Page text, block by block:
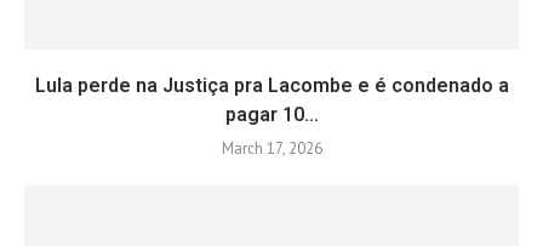
Lula perde na Justiça pra Lacombe e é condenado a
pagar 10...
March 17, 2026